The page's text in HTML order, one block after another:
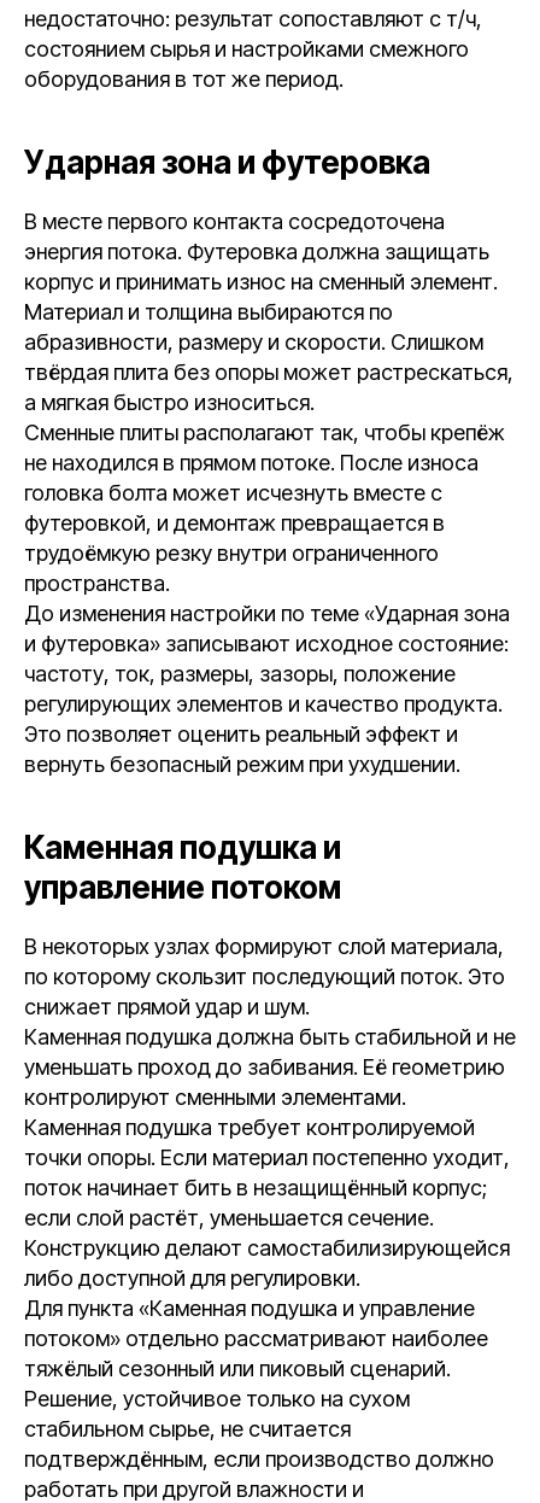
недостаточно: результат сопоставляют с т/ч,
состоянием сырья и настройками смежного
оборудования в тот же период.
Ударная зона и футеровка
В месте первого контакта сосредоточена
энергия потока. Футеровка должна защищать
корпус и принимать износ на сменный элемент.
Материал и толщина выбираются по
абразивности, размеру и скорости. Слишком
твёрдая плита без опоры может растрескаться,
а мягкая быстро износиться.
Сменные плиты располагают так, чтобы крепёж
не находился в прямом потоке. После износа
головка болта может исчезнуть вместе с
футеровкой, и демонтаж превращается в
трудоёмкую резку внутри ограниченного
пространства.
До изменения настройки по теме «Ударная зона
и футеровка» записывают исходное состояние:
частоту, ток, размеры, зазоры, положение
регулирующих элементов и качество продукта.
Это позволяет оценить реальный эффект и
вернуть безопасный режим при ухудшении.
Каменная подушка и
управление потоком
В некоторых узлах формируют слой материала,
по которому скользит последующий поток. Это
снижает прямой удар и шум.
Каменная подушка должна быть стабильной и не
уменьшать проход до забивания. Её геометрию
контролируют сменными элементами.
Каменная подушка требует контролируемой
точки опоры. Если материал постепенно уходит,
поток начинает бить в незащищённый корпус;
если слой растёт, уменьшается сечение.
Конструкцию делают самостабилизирующейся
либо доступной для регулировки.
Для пункта «Каменная подушка и управление
потоком» отдельно рассматривают наиболее
тяжёлый сезонный или пиковый сценарий.
Решение, устойчивое только на сухом
стабильном сырье, не считается
подтверждённым, если производство должно
работать при другой влажности и